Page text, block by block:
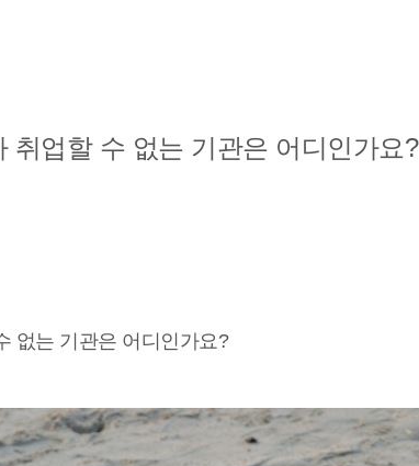
취업할 수 없는 기관은 어디인가요?
없는 기관은 어디인가요?